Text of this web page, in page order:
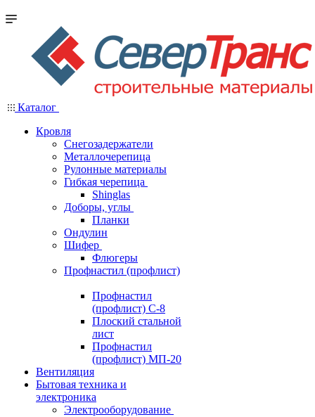
Каталог
Кровля
Снегозадержатели
Металлочерепица
Рулонные материалы
Гибкая черепица
Shinglas
Доборы, углы
Планки
Ондулин
Шифер
Флюгеры
Профнастил (профлист)
Профнастил
(профлист) С-8
Плоский стальной
лист
Профнастил
(профлист) МП-20
Вентиляция
Бытовая техника и
электроника
Электрооборудование